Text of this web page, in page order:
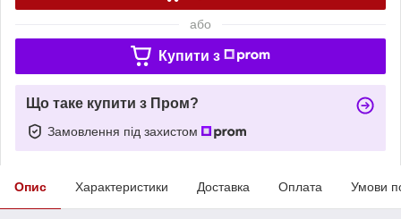
або
Купити з
Що таке купити з Пром?
Замовлення під захистом
Опис Характеристики Доставка Оплата Умови